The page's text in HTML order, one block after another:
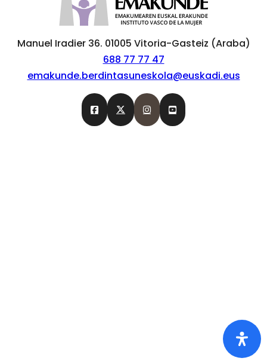
Manuel Iradier 36. 01005 Vitoria-Gasteiz (Araba)
688 77 77 47
emakunde.berdintasuneskola@euskadi.eus